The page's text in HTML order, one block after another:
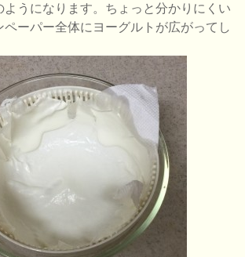
ようになります。ちょっと分かりにくい
ペーパー全体にヨーグルトが広がってし